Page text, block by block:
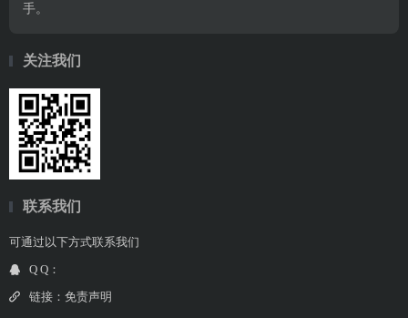
手。
关注我们
联系我们
可通过以下方式联系我们
Q Q：
链接： 免责声明